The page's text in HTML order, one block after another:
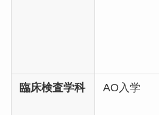
臨床検査学科 AO入学